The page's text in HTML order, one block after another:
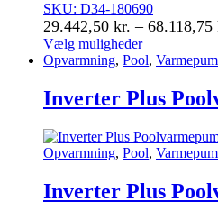
SKU: D34-180690
29.442,50 kr. – 68.118,75
Vælg muligheder
Dette
har
flere
Mulighederne
kan
på
varesiden
Opvarmning, Pool,
Inverter Plus
Opvarmning, Pool,
Inverter Plus